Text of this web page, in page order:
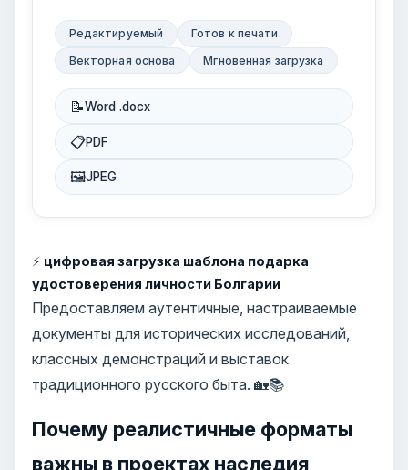
Редактируемый
Готов к печати
Векторная основа
Мгновенная загрузка
📝Word .docx
📋PDF
🖼JPEG
⚡ цифровая загрузка шаблона подарка
удостоверения личности Болгарии
Предоставляем аутентичные, настраиваемые
документы для исторических исследований,
классных демонстраций и выставок
традиционного русского быта. 🏡📚
Почему реалистичные форматы
важны в проектах наследия